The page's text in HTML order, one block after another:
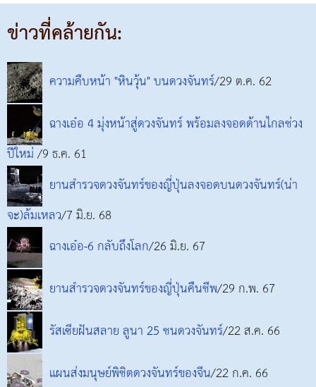
ข่าวที่คล้ายกัน:
ความคืบหน้า "หินวุ้น" บนดวงจันทร์/29 ต.ค. 62
ฉางเอ๋อ 4 มุ่งหน้าสู่ดวงจันทร์ พร้อมลงจอดด้านไกลช่วง
ปีใหม่/9 ธ.ค. 61
ยานสำรวจดวงจันทร์ของญี่ปุ่นลงจอดบนดวงจันทร์(น่า
จะ)ล้มเหลว/7 มิ.ย. 68
ฉางเอ๋อ-6 กลับถึงโลก/26 มิ.ย. 67
ยานสำรวจดวงจันทร์ของญี่ปุ่นคืนชีพ/29 ก.พ. 67
รัสเซียฝันสลาย ลูนา 25 ชนดวงจันทร์/22 ส.ค. 66
แผนส่งมนุษย์พิชิตดวงจันทร์ของจีน/22 ก.ค. 66